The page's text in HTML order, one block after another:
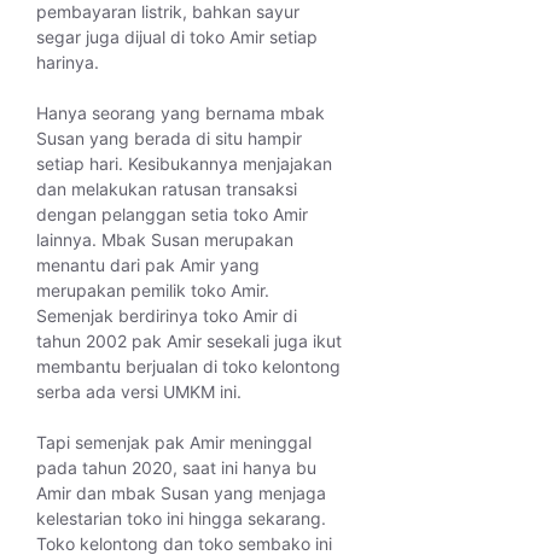
pembayaran listrik, bahkan sayur
segar juga dijual di toko Amir setiap
harinya.
Hanya seorang yang bernama mbak
Susan yang berada di situ hampir
setiap hari. Kesibukannya menjajakan
dan melakukan ratusan transaksi
dengan pelanggan setia toko Amir
lainnya. Mbak Susan merupakan
menantu dari pak Amir yang
merupakan pemilik toko Amir.
Semenjak berdirinya toko Amir di
tahun 2002 pak Amir sesekali juga ikut
membantu berjualan di toko kelontong
serba ada versi UMKM ini.
Tapi semenjak pak Amir meninggal
pada tahun 2020, saat ini hanya bu
Amir dan mbak Susan yang menjaga
kelestarian toko ini hingga sekarang.
Toko kelontong dan toko sembako ini